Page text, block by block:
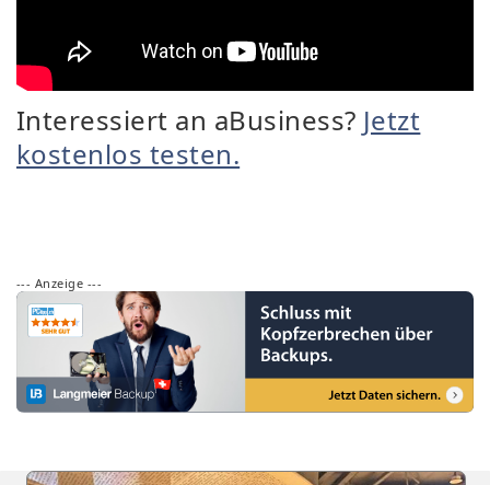
Interessiert an aBusiness? Jetzt
kostenlos testen.
--- Anzeige ---